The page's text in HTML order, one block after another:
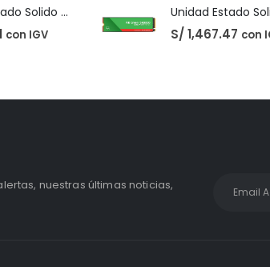
Unidad Estado Solido Western Digital Green SN350 2TB
con IGV S/ 1,467.47 con
nuestras últimas noticias,